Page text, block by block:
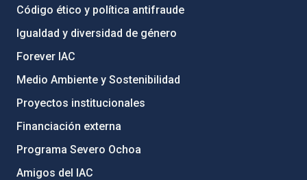
Código ético y política antifraude
Igualdad y diversidad de género
Forever IAC
Medio Ambiente y Sostenibilidad
Proyectos institucionales
Financiación externa
Programa Severo Ochoa
Amigos del IAC